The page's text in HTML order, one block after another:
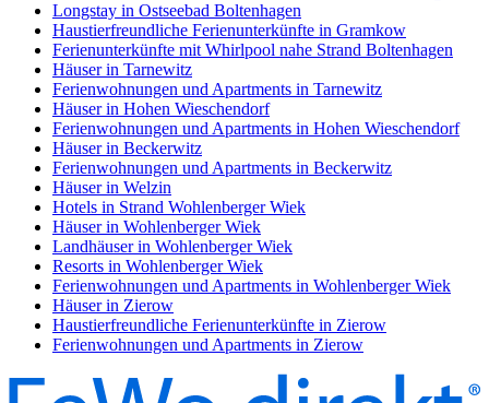
Longstay in Ostseebad Boltenhagen
Haustierfreundliche Ferienunterkünfte in Gramkow
Ferienunterkünfte mit Whirlpool nahe Strand Boltenhagen
Häuser in Tarnewitz
Ferienwohnungen und Apartments in Tarnewitz
Häuser in Hohen Wieschendorf
Ferienwohnungen und Apartments in Hohen Wieschendorf
Häuser in Beckerwitz
Ferienwohnungen und Apartments in Beckerwitz
Häuser in Welzin
Hotels in Strand Wohlenberger Wiek
Häuser in Wohlenberger Wiek
Landhäuser in Wohlenberger Wiek
Resorts in Wohlenberger Wiek
Ferienwohnungen und Apartments in Wohlenberger Wiek
Häuser in Zierow
Haustierfreundliche Ferienunterkünfte in Zierow
Ferienwohnungen und Apartments in Zierow